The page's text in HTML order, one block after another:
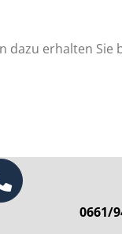
dazu erhalten Sie
0661/